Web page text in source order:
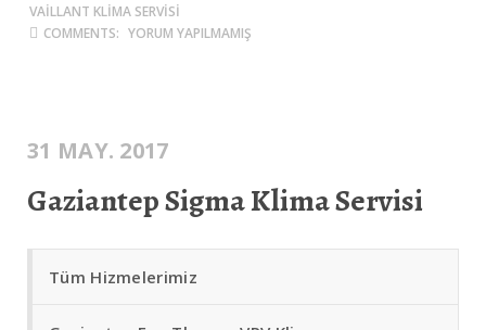
VAILLANT KLIMA SERVISI
COMMENTS: YORUM YAPILMAMIŞ
31 MAY. 2017
Gaziantep Sigma Klima Servisi
Tüm Hizmelerimiz